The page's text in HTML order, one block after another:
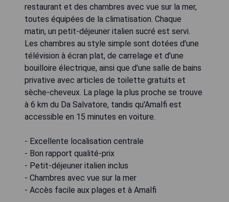
restaurant et des chambres avec vue sur la mer,
toutes équipées de la climatisation. Chaque
matin, un petit-déjeuner italien sucré est servi.
Les chambres au style simple sont dotées d'une
télévision à écran plat, de carrelage et d'une
bouilloire électrique, ainsi que d'une salle de bains
privative avec articles de toilette gratuits et
sèche-cheveux. La plage la plus proche se trouve
à 6 km du Da Salvatore, tandis qu'Amalfi est
accessible en 15 minutes en voiture.
- Excellente localisation centrale
- Bon rapport qualité-prix
- Petit-déjeuner italien inclus
- Chambres avec vue sur la mer
- Accès facile aux plages et à Amalfi